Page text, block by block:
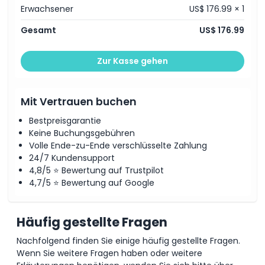
Erwachsener
US$ 176.99 × 1
Gesamt
US$ 176.99
Zur Kasse gehen
Mit Vertrauen buchen
Bestpreisgarantie
Keine Buchungsgebühren
Volle Ende-zu-Ende verschlüsselte Zahlung
24/7 Kundensupport
4,8/5 ⭐ Bewertung auf Trustpilot
4,7/5 ⭐ Bewertung auf Google
Häufig gestellte Fragen
Nachfolgend finden Sie einige häufig gestellte Fragen.
Wenn Sie weitere Fragen haben oder weitere